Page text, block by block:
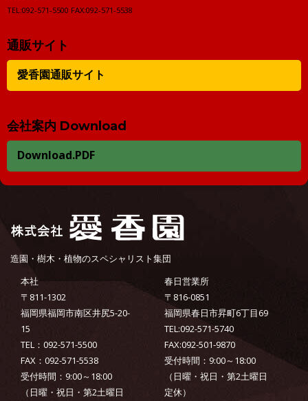
TEL:092-571-5500 FAX:092-571-5538
通販サイト
愛香園通販サイト
会社案内 Download
Download.PDF
造園・樹木・植物のスペシャリスト集団
本社
〒811-1302
福岡県福岡市南区井尻5-20-
15
TEL：092-571-5500
FAX：092-571-5538
受付時間：9:00～18:00
（日曜・祝日・第2土曜日
春日営業所
〒816-0851
福岡県春日市昇町6丁目69
TEL:092-571-5740
FAX:092-501-9870
受付時間：9:00～18:00
（日曜・祝日・第2土曜日
定休）